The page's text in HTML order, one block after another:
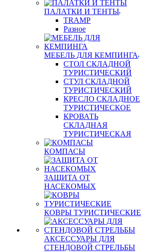
ПАЛАТКИ И ТЕНТЫ
TRAMP
Разное
МЕБЕЛЬ ДЛЯ КЕМПИНГА
СТОЛ СКЛАДНОЙ
ТУРИСТИЧЕСКИЙ
СТУЛ СКЛАДНОЙ
ТУРИСТИЧЕСКИЙ
КРЕСЛО СКЛАДНОЕ
ТУРИСТИЧЕСКОЕ
КРОВАТЬ
СКЛАДНАЯ
ТУРИСТИЧЕСКАЯ
КОМПАСЫ
ЗАЩИТА ОТ
НАСЕКОМЫХ
КОВРЫ ТУРИСТИЧЕСКИЕ
АКСЕССУАРЫ ДЛЯ
СТЕНДОВОЙ СТРЕЛЬБЫ